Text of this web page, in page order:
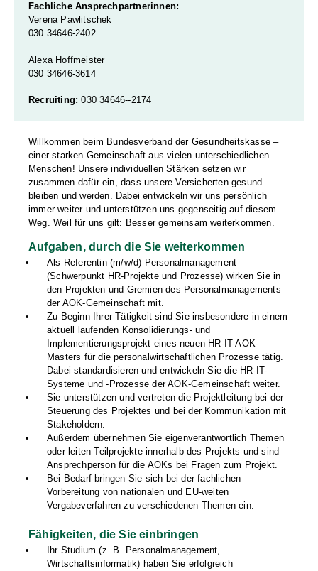
Fachliche Ansprechpartnerinnen:
Verena Pawlitschek
030 34646-2402
Alexa Hoffmeister
030 34646-3614
Recruiting:030 34646--2174
Willkommen beim Bundesverband der Gesundheitskasse –
einer starken Gemeinschaft aus vielen unterschiedlichen
Menschen! Unsere individuellen Stärken setzen wir
zusammen dafür ein, dass unsere Versicherten gesund
bleiben und werden. Dabei entwickeln wir uns persönlich
immer weiter und unterstützen uns gegenseitig auf diesem
Weg. Weil für uns gilt: Besser gemeinsam weiterkommen.
Aufgaben, durch die Sie weiterkommen
Als Referentin (m/w/d) Personalmanagement
(Schwerpunkt HR-Projekte und Prozesse) wirken Sie in
den Projekten und Gremien des Personalmanagements
der AOK-Gemeinschaft mit.
Zu Beginn Ihrer Tätigkeit sind Sie insbesondere in einem
aktuell laufenden Konsolidierungs- und
Implementierungsprojekt eines neuen HR-IT-AOK-
Masters für die personalwirtschaftlichen Prozesse tätig.
Dabei standardisieren und entwickeln Sie die HR-IT-
Systeme und -Prozesse der AOK-Gemeinschaft weiter.
Sie unterstützen und vertreten die Projektleitung bei der
Steuerung des Projektes und bei der Kommunikation mit
Stakeholdern.
Außerdem übernehmen Sie eigenverantwortlich Themen
oder leiten Teilprojekte innerhalb des Projekts und sind
Ansprechperson für die AOKs bei Fragen zum Projekt.
Bei Bedarf bringen Sie sich bei der fachlichen
Vorbereitung von nationalen und EU-weiten
Vergabeverfahren zu verschiedenen Themen ein.
Fähigkeiten, die Sie einbringen
Ihr Studium (z. B. Personalmanagement,
Wirtschaftsinformatik) haben Sie erfolgreich